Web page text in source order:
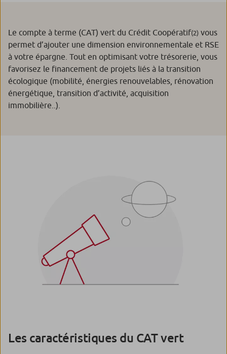
Le compte à terme (CAT) vert du Crédit Coopératif(2) vous
permet d’ajouter une dimension environnementale et RSE
à votre épargne. Tout en optimisant votre trésorerie, vous
favorisez le financement de projets liés à la transition
écologique (mobilité, énergies renouvelables, rénovation
énergétique, transition d’activité, acquisition
immobilière..).
Les caractéristiques du CAT vert